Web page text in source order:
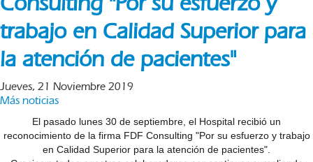
trabajo en Calidad Superior para
la atención de pacientes"
Jueves, 21 Noviembre 2019
Más noticias
El pasado lunes 30 de septiembre, el Hospital recibió un
reconocimiento de la firma FDF Consulting "Por su esfuerzo y trabajo
en Calidad Superior para la atención de pacientes".